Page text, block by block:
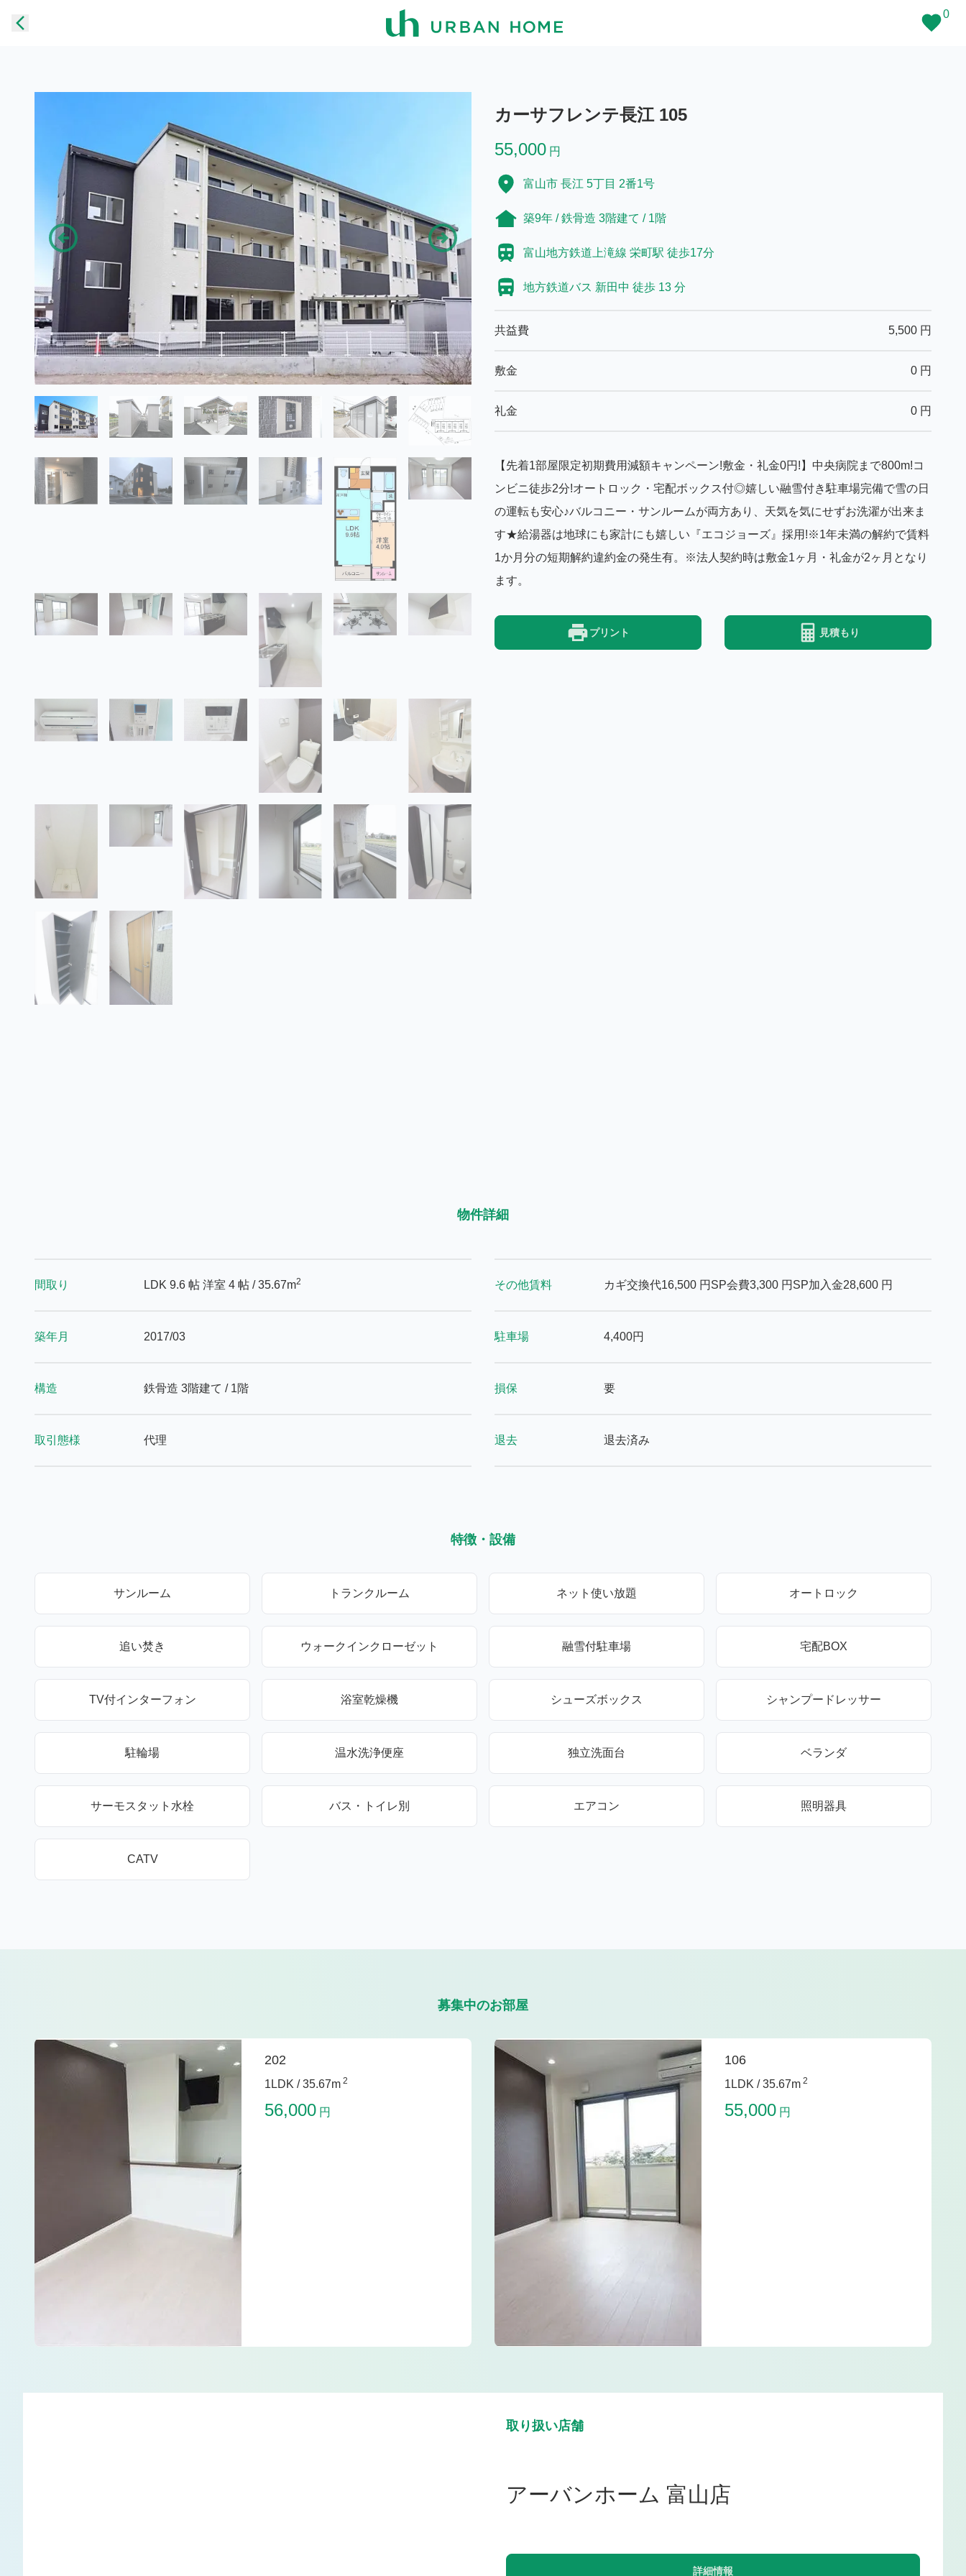
0
カーサフレンテ長江 105
55,000 円
富山市 長江 5丁目 2番1号
築9年 / 鉄骨造 3階建て / 1階
富山地方鉄道上滝線 栄町駅 徒歩17分
地方鉄道バス 新田中 徒歩 13 分
共益費 5,500 円
敷金 0 円
礼金 0 円
【先着1部屋限定初期費用減額キャンペーン!敷金・礼金0円!】中央病院まで800m!コ
ンビニ徒歩2分!オートロック・宅配ボックス付◎嬉しい融雪付き駐車場完備で雪の日
の運転も安心♪バルコニー・サンルームが両方あり、天気を気にせずお洗濯が出来ま
す★給湯器は地球にも家計にも嬉しい『エコジョーズ』採用!※1年未満の解約で賃料
1か月分の短期解約違約金の発生有。※法人契約時は敷金1ヶ月・礼金が2ヶ月となり
ます。
プリント 見積もり
物件詳細
間取り LDK 9.6 帖 洋室 4 帖 / 35.67m2
築年月 2017/03
構造 鉄骨造 3階建て / 1階
取引態様 代理
その他賃料 カギ交換代16,500 円 SP会費3,300 円 SP加入金28,600 円
駐車場 4,400円
損保 要
退去 退去済み
特徴・設備
サンルーム トランクルーム ネット使い放題 オートロック
追い焚き ウォークインクローゼット 融雪付駐車場 宅配BOX
TV付インターフォン 浴室乾燥機 シューズボックス シャンプードレッサー
駐輪場 温水洗浄便座 独立洗面台 ベランダ
サーモスタット水栓 バス・トイレ別 エアコン 照明器具
CATV
募集中のお部屋
202
1LDK /35.67m 2
56,000 円
106
1LDK /35.67m 2
55,000 円
取り扱い店舗
アーバンホーム 富山店
詳細情報